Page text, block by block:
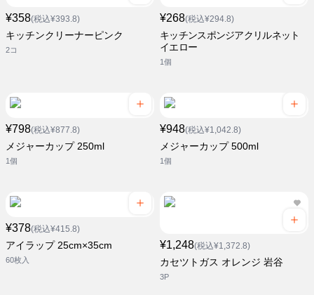
¥358(税込¥393.8)
キッチンクリーナーピンク
2コ
¥268(税込¥294.8)
キッチンスポンジアクリルネット
イエロー
1個
¥798(税込¥877.8)
メジャーカップ 250ml
1個
¥948(税込¥1,042.8)
メジャーカップ 500ml
1個
¥378(税込¥415.8)
アイラップ 25cm×35cm
60枚入
¥1,248(税込¥1,372.8)
カセツトガス オレンジ 岩谷
3P